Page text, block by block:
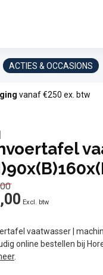
ACTIES & OCCASIONS
vanaf €250 ex. btw
Excl. btw
vaatwasser |
online bestellen bij
.